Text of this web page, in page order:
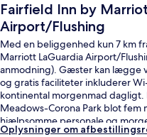
Fairfield Inn by
Airport/Flushing
Med en beliggenhed kun 7 km
Marriott LaGuardia Airport/
anmodning). Gæster kan lægge
og gratis faciliteter inkluderer
kontinental morgenmad dagligt.
Meadows-Corona Park blot
hjælpsomme personale og
fra rejsende.
Oplysninger om